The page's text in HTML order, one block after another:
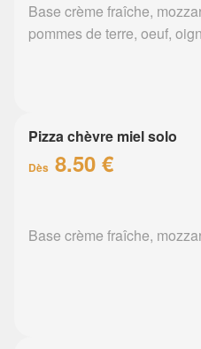
Base crème fraîche,
pommes de terre, oeuf,
Pizza chèvre miel solo
Dès 8.50 €
Base crème fraîche,